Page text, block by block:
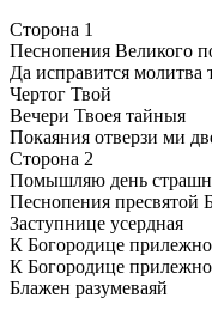
Сторона 1
Песнопения Великого
Да исправится молитва
Чертог Твой
Вечери Твоея тайныя
Покаяния отверзи ми
Сторона 2
Помышляю день
Песнопения пресвятой
Заступнице усердная
К Богородице прилежно
К Богородице прилежно
Блажен разумеваяй